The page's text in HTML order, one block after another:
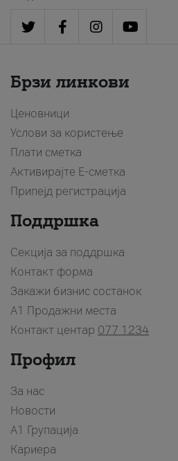
Брзи линкови
Ценовници
Услови за користење
Плати сметка
Активирајте Е-сметка
Припејд регистрација
Поддршка
Секција за поддршка
Контакт форма
Закажи бизнис состанок
A1 Продажни места
Контакт центар 077 1234
Профил
За нас
Новости
А1 Групација
Кариера